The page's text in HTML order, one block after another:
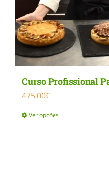
Curso Profissional
475.00€
Ver opções